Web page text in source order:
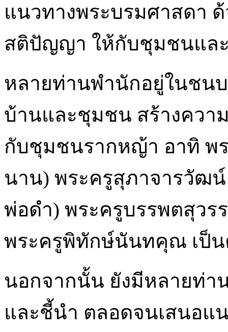
แนวทางพระบรมศาสดา
สติปัญญา ให้กับชุมชนและ
หลายท่านพำนักอยู่ในชน
บ้านและชุมชน สร้างควา
กับชุมชนรากหญ้า อาทิ พ
นาน) พระครูสุภาจารวัฒน์
พ่อดำ) พระครูบรรพตสุว
พระครูพิทักษ์นันทคุณ เป็
นอกจากนั้น ยังมีหลายท่า
และชี้นำ ตลอดจนเสนอแ